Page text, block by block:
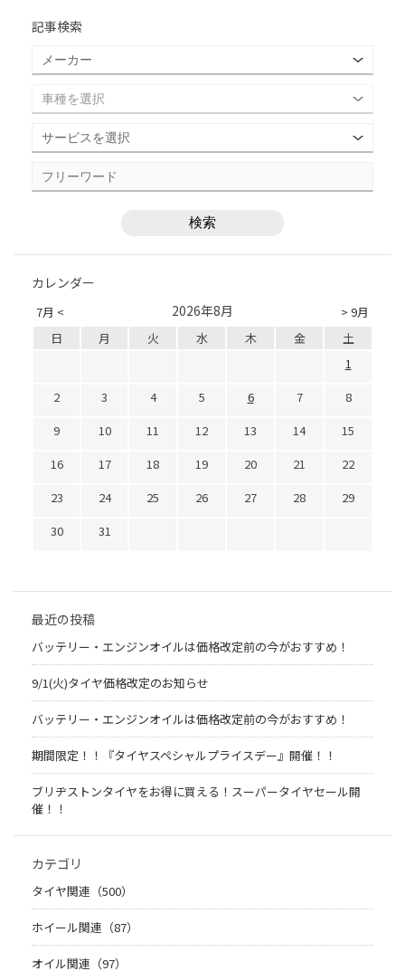
記事検索
カレンダー
7月 < > 9月
2026年8月
日 月 火 水 木 金
土
1
2
3 4 5 6 7
8
9
10 11 12 13 14
15
16
17 18 19 20 21
22
23
24 25 26 27 28
29
30
31
最近の投稿
バッテリー・エンジンオイルは価格改定前の今がおすすめ！
9/1(火)タイヤ価格改定のお知らせ
バッテリー・エンジンオイルは価格改定前の今がおすすめ！
期間限定！！『タイヤスペシャルプライスデー』開催！！
ブリヂストンタイヤをお得に買える！スーパータイヤセール開
催！！
カテゴリ
タイヤ関連（500）
ホイール関連（87）
オイル関連（97）